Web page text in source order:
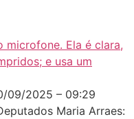
09/2025 – 09:29
Maria Arraes: